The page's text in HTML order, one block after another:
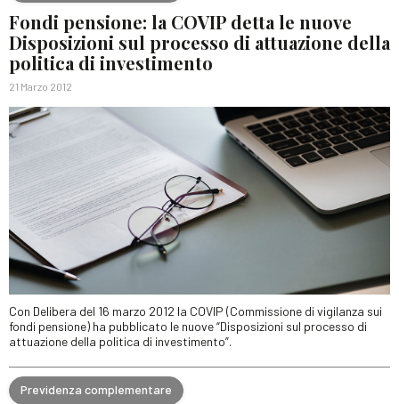
Fondi pensione: la COVIP detta le nuove
Disposizioni sul processo di attuazione della
politica di investimento
21 Marzo 2012
Con Delibera del 16 marzo 2012 la COVIP (Commissione di vigilanza sui
fondi pensione) ha pubblicato le nuove “Disposizioni sul processo di
attuazione della politica di investimento”.
Previdenza complementare